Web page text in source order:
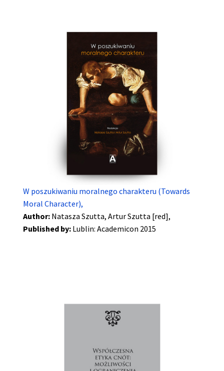
W poszukiwaniu moralnego charakteru (Towards
Moral Character),
Author: Natasza Szutta, Artur Szutta [red],
Published by: Lublin: Academicon 2015